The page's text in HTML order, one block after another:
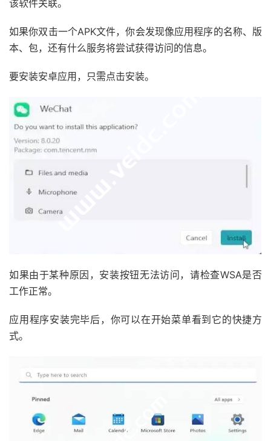
该软件关联。
如果你双击一个APK文件，你会发现像应用程序的名称、版
本、包，还有什么服务将尝试获得访问的信息。
要安装安卓应用，只需点击安装。
如果由于某种原因，安装按钮无法访问，请检查WSA是否
工作正常。
应用程序安装完毕后，你可以在开始菜单看到它的快捷方
式。